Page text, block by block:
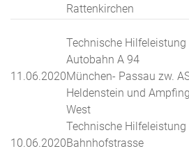
Rattenkirchen
11.06.2020
Technische Hilfeleistung
Autobahn A 94
München- Passau zw.
Heldenstein und Ampfing
West
10.06.2020
Technische Hilfeleistung
Bahnhofstrasse